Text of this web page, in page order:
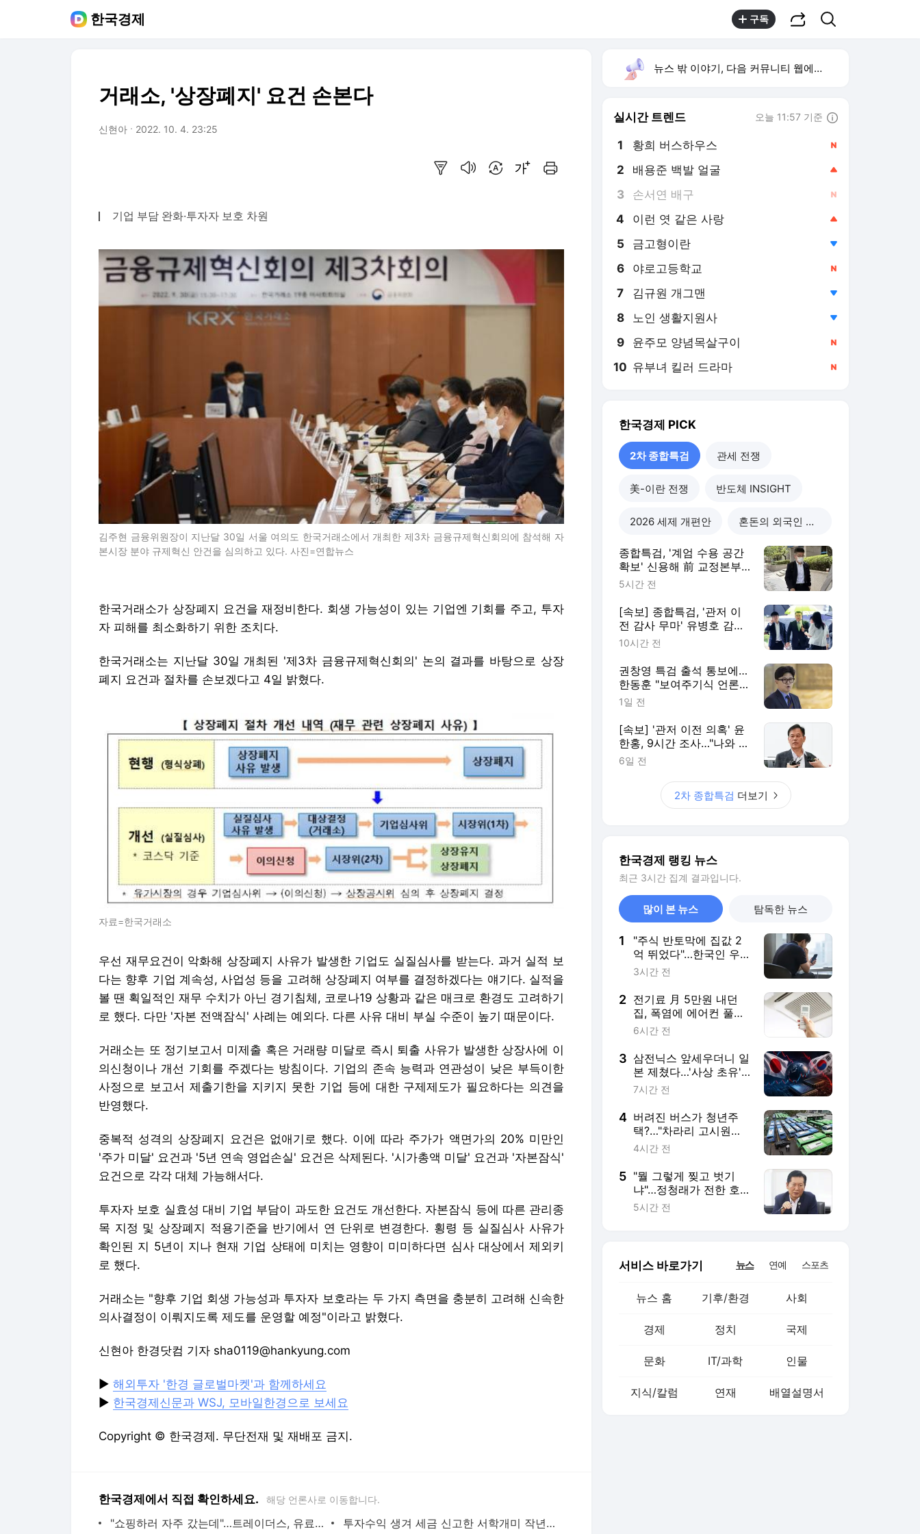
한국경제 구독
거래소, '상장폐지' 요건 손본다
신현아 2022. 10. 4. 23:25
기업 부담 완화·투자자 보호 차원
김주현 금융위원장이 지난달 30일 서울 여의도 한국거래소에서 개최한 제3차 금융규제혁신회의에 참석해 자
본시장 분야 규제혁신 안건을 심의하고 있다. 사진=연합뉴스
한국거래소가 상장폐지 요건을 재정비한다. 회생 가능성이 있는 기업엔 기회를 주고, 투자
자 피해를 최소화하기 위한 조치다.
한국거래소는 지난달 30일 개최된 '제3차 금융규제혁신회의' 논의 결과를 바탕으로 상장
폐지 요건과 절차를 손보겠다고 4일 밝혔다.
자료=한국거래소
우선 재무요건이 악화해 상장폐지 사유가 발생한 기업도 실질심사를 받는다. 과거 실적 보
다는 향후 기업 계속성, 사업성 등을 고려해 상장폐지 여부를 결정하겠다는 얘기다. 실적을
볼 땐 획일적인 재무 수치가 아닌 경기침체, 코로나19 상황과 같은 매크로 환경도 고려하기
로 했다. 다만 '자본 전액잠식' 사례는 예외다. 다른 사유 대비 부실 수준이 높기 때문이다.
거래소는 또 정기보고서 미제출 혹은 거래량 미달로 즉시 퇴출 사유가 발생한 상장사에 이
의신청이나 개선 기회를 주겠다는 방침이다. 기업의 존속 능력과 연관성이 낮은 부득이한
사정으로 보고서 제출기한을 지키지 못한 기업 등에 대한 구제제도가 필요하다는 의견을
반영했다.
중복적 성격의 상장폐지 요건은 없애기로 했다. 이에 따라 주가가 액면가의 20% 미만인
'주가 미달' 요건과 '5년 연속 영업손실' 요건은 삭제된다. '시가총액 미달' 요건과 '자본잠식'
요건으로 각각 대체 가능해서다.
투자자 보호 실효성 대비 기업 부담이 과도한 요건도 개선한다. 자본잠식 등에 따른 관리종
목 지정 및 상장폐지 적용기준을 반기에서 연 단위로 변경한다. 횡령 등 실질심사 사유가
확인된 지 5년이 지나 현재 기업 상태에 미치는 영향이 미미하다면 심사 대상에서 제외키
로 했다.
거래소는 "향후 기업 회생 가능성과 투자자 보호라는 두 가지 측면을 충분히 고려해 신속한
의사결정이 이뤄지도록 제도를 운영할 예정"이라고 밝혔다.
신현아 한경닷컴 기자 sha0119@hankyung.com
▶ 해외투자 '한경 글로벌마켓'과 함께하세요
▶ 한국경제신문과 WSJ, 모바일한경으로 보세요
Copyright © 한국경제. 무단전재 및 재배포 금지.
한국경제에서 직접 확인하세요. 해당 언론사로 이동합니다.
"쇼핑하러 자주 갔는데"…트레이더스, 유료 멤버십 도입한다 투자수익 생겨 세금 신고한 서학개미 작년 14만명…3조원 벌어
뉴스 밖 이야기, 다음 커뮤니티 웹에서 보기
실시간 트렌드 오늘 11:57 기준
1 황희 버스하우스
2 배용준 백발 얼굴
3 손서연 배구
4 이런 엿 같은 사랑
5 금고형이란
6 야로고등학교
7 김규원 개그맨
8 노인 생활지원사
9 윤주모 양념목살구이
10 유부녀 킬러 드라마
한국경제 PICK
2차 종합특검 관세 전쟁
美-이란 전쟁 반도체 INSIGHT
2026 세제 개편안 혼돈의 외국인 고용시장
종합특검, '계엄 수용 공간
확보' 신용해 前 교정본부
장 불구속 기소
5시간 전
[속보] 종합특검, '관저 이
전 감사 무마' 유병호 감사
위원 구속 기소
10시간 전
권창영 특검 출석 통보에…
한동훈 "보여주기식 언론플
레이"
1일 전
[속보] '관저 이전 의혹' 윤
한홍, 9시간 조사…"나와 관
련 없다"
6일 전
2차 종합특검 더보기
한국경제 랭킹 뉴스
최근 3시간 집계 결과입니다.
많이 본 뉴스 탐독한 뉴스
1
"주식 반토막에 집값 2
억 뛰었다"…한국인 우
울증 역대 최대
3시간 전
2 전기료 月 5만원 내던
집, 폭염에 에어컨 풀가
동했더니… [프라이스&]
6시간 전
3 삼전닉스 앞세우더니 일
본 제쳤다…'사상 초유'
대역전극 [도쿄나우]
7시간 전
4 버려진 버스가 청년주
택?…"차라리 고시원이
낫다" 분노
4시간 전
5 "뭘 그렇게 찢고 벗기
냐"…정청래가 전한 호
남 상인들 반응
5시간 전
서비스 바로가기 뉴스 연예 스포츠
뉴스 홈 기후/환경 사회
경제 정치 국제
문화 IT/과학 인물
지식/칼럼 연재 배열설명서